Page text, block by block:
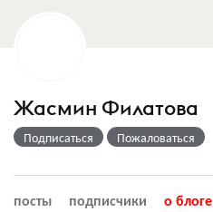
Жасмин Филатова
Подписаться Пожаловаться
посты подписчики о блоге